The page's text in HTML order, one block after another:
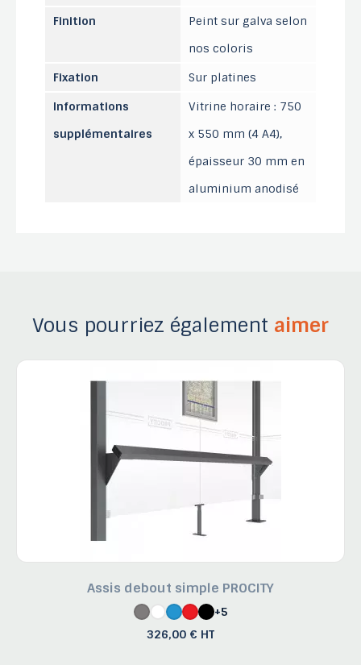
Finition
Peint sur galva selon
nos coloris
Fixation
Sur platines
Informations
supplémentaires
Vitrine horaire : 750
x 550 mm (4 A4),
épaisseur 30 mm en
aluminium anodisé
Vous pourriez également aimer
Assis debout simple PROCITY
+5
326,00 € HT